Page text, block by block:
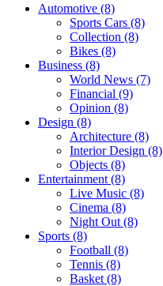
Automotive (8)
Sports Cars (8)
Collection (8)
Bikes (8)
Business (8)
World News (7)
Financial (9)
Opinion (8)
Design (8)
Architecture (8)
Interior Design (8)
Objects (8)
Entertainment (8)
Live Music (8)
Cinema (8)
Night Out (8)
Sports (8)
Football (8)
Tennis (8)
Basket (8)